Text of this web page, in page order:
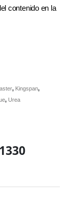
contenido en la
, Kingspan,
, Urea